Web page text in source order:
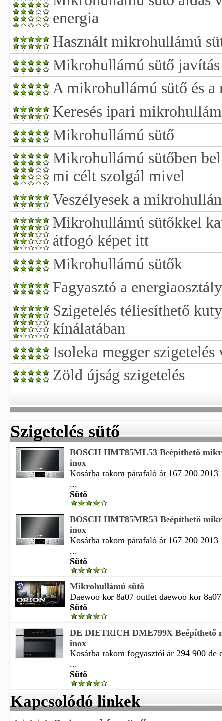
energia
Használt mikrohullámú
Mikrohullámú sütő javítás
A mikrohullámú sütő és a
Keresés ipari
Mikrohullámú sütő
Mikrohullámú sütőben
mi célt szolgál mivel
Veszélyesek a
Mikrohullámú sütőkkel
átfogó képet itt
Mikrohullámú sütők
Fagyasztó a
Szigetelés téliesíthető
kínálatában
Isoleka megger szigetelés
Zöld újság szigetelés
Szigetelés sütő
BOSCH HMT85ML53 Beépíthető
inox
Kosárba rakom párafaló ár 167 200 2013
...
Sütő
BOSCH HMT85MR53 Beépíthető
inox
Kosárba rakom párafaló ár 167 200 2013
...
Sütő
Mikrohullámú sütő
Daewoo kor 8a07 outlet daewoo kor
Sütő
DE DIETRICH DME799X Beépíthető
inox
Kosárba rakom fogyasztói ár 294 900 de
...
Sütő
Kapcsolódó linkek